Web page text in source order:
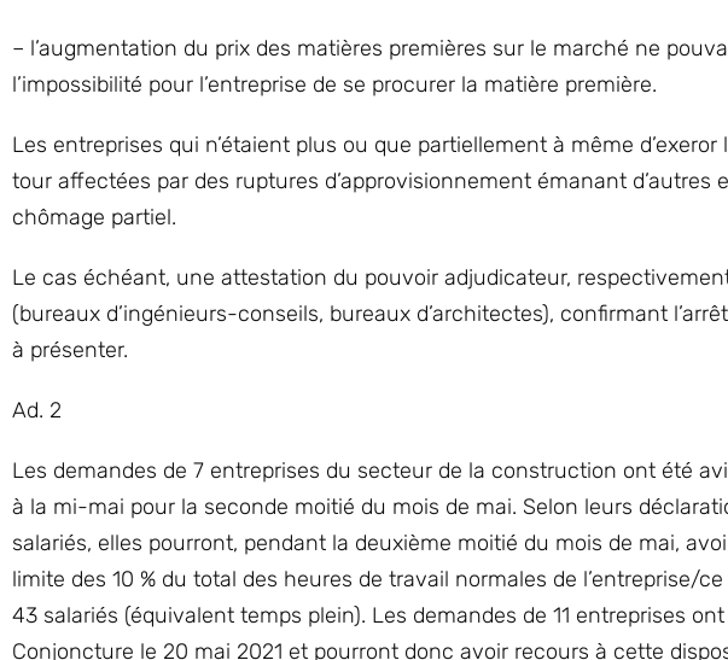
– l’augmentation du prix des matières premières sur le marché ne
l’impossibilité pour l’entreprise de se procurer la matière première.
Les entreprises qui n’étaient plus ou que partiellement à même
tour affectées par des ruptures d’approvisionnement émanant d’autres
chômage partiel.
Le cas échéant, une attestation du pouvoir adjudicateur,
(bureaux d’ingénieurs-conseils, bureaux d’architectes), confirmant
à présenter.
Ad. 2
Les demandes de 7 entreprises du secteur de la construction ont été
à la mi-mai pour la seconde moitié du mois de mai. Selon leurs
salariés, elles pourront, pendant la deuxième moitié du mois de mai,
limite des 10 % du total des heures de travail normales de l’entreprise/
43 salariés (équivalent temps plein). Les demandes de 11 entreprises
Conjoncture le 20 mai 2021 et pourront donc avoir recours à cette